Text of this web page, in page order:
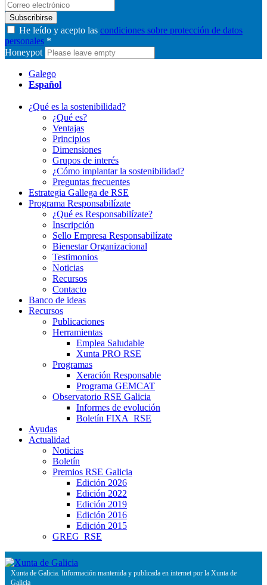
Subscribirse
He leído y acepto las condiciones sobre protección de datos
personales *
Honeypot
Galego
Español
¿Qué es la sostenibilidad?
¿Qué es?
Ventajas
Principios
Dimensiones
Grupos de interés
¿Cómo implantar la sostenibilidad?
Preguntas frecuentes
Estrategia Gallega de RSE
Programa Responsabilízate
¿Qué es Responsabilízate?
Inscripción
Sello Empresa Responsabilízate
Bienestar Organizacional
Testimonios
Noticias
Recursos
Contacto
Banco de ideas
Recursos
Publicaciones
Herramientas
Emplea Saludable
Xunta PRO RSE
Programas
Xeración Responsable
Programa GEMCAT
Observatorio RSE Galicia
Informes de evolución
Boletín FIXA_RSE
Ayudas
Actualidad
Noticias
Boletín
Premios RSE Galicia
Edición 2026
Edición 2022
Edición 2019
Edición 2016
Edición 2015
GREG_RSE
Xunta de Galicia. Información mantenida y publicada en internet por la Xunta de
Galicia